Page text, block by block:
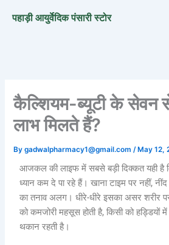
पहाड़ी आयुर्वेदिक पंसारी स्टोर
कैल्शियम-ब्यूटी के सेवन
लाभ मिलते हैं?
Bygadwalpharmacy1@gmail.com/ May 12,
आजकल की लाइफ में सबसे बड़ी दिक्कत यही है
ध्यान कम दे पा रहे हैं। खाना टाइम पर नहीं,
का तनाव अलग। धीरे-धीरे इसका असर शरीर
को कमजोरी महसूस होती है, किसी को हड्डियों में
थकान रहती है।